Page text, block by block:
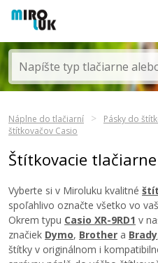
Náplne do tlačiarní Pásky do
štítkovačov Casio
Štítkovacie tlačiarne
Vyberte si v Miroluku kvalitné
spoľahlivo označte všetko vo
Okrem typu Casio XR-9RD1 v
značiek Dymo, Brother a Brady
štítky v originálnom i